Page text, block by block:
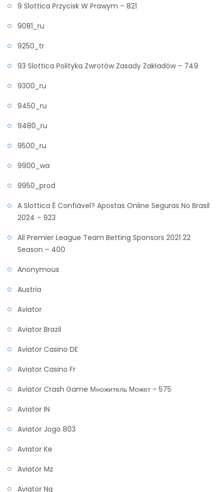
9 Slottica Przycisk W Prawym – 821
9081_ru
9250_tr
93 Slottica Polityka Zwrotów Zasady Zakładów – 749
9300_ru
9450_ru
9480_ru
9500_ru
9900_wa
9950_prod
A Slottica É Confiável? Apostas Online Seguras No Brasil
2024 – 923
All Premier League Team Betting Sponsors 2021 22
Season – 400
Anonymous
Austria
Aviator
Aviator Brazil
Aviator Casino DE
Aviator Casino Fr
Aviator Crash Game Множитель Может – 575
Aviator IN
Aviator Jogo 803
Aviator Ke
Aviator Mz
Aviator Ng